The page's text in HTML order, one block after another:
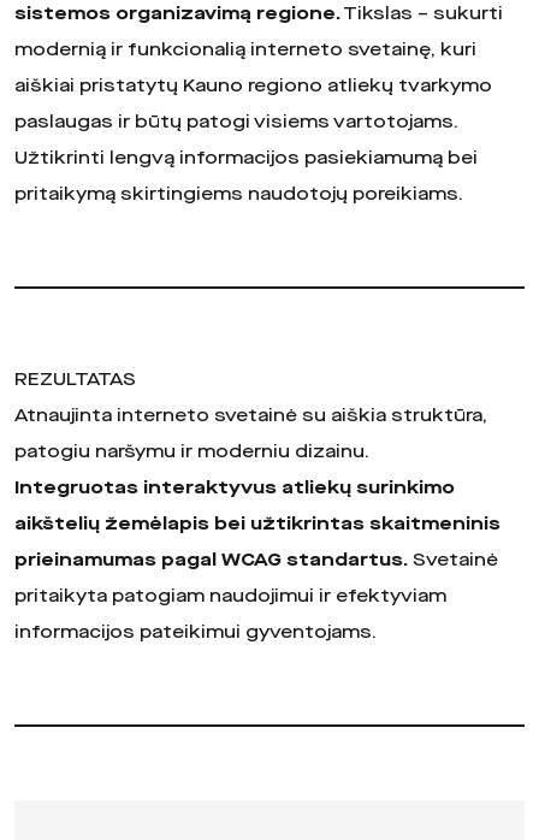
sistemos organizavimą regione.Tikslas – sukurti
modernią ir funkcionalią interneto svetainę, kuri
aiškiai pristatytų Kauno regiono atliekų tvarkymo
paslaugas ir būtų patogi visiems vartotojams.
Užtikrinti lengvą informacijos pasiekiamumą bei
pritaikymą skirtingiems naudotojų poreikiams.
REZULTATAS
Atnaujinta interneto svetainė su aiškia struktūra,
patogiu naršymu ir moderniu dizainu.
Integruotas interaktyvus atliekų surinkimo
aikštelių žemėlapis bei užtikrintas skaitmeninis
prieinamumas pagal WCAG standartus. Svetainė
pritaikyta patogiam naudojimui ir efektyviam
informacijos pateikimui gyventojams.